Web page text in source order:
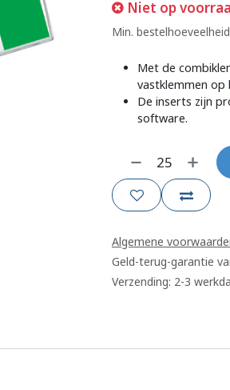
Niet op
Min.
Met de
vastklemmen op
De inserts zijn
software.
Algemene
Geld-terug-garantie
Verzending: 2-3